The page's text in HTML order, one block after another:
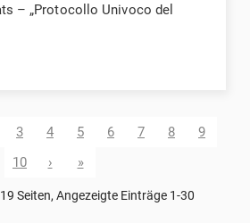
– „Protocollo Univoco del
3 4 5 6 7 8
9
10
› »
Seiten, Angezeigte Einträge 1-30